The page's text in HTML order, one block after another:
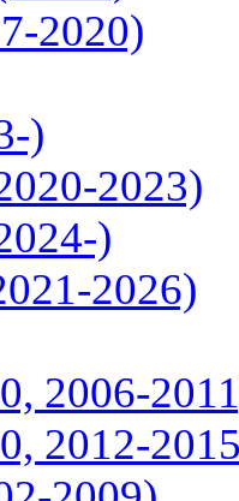
2020)
)
2023)
)
2026)
2006-
2012-